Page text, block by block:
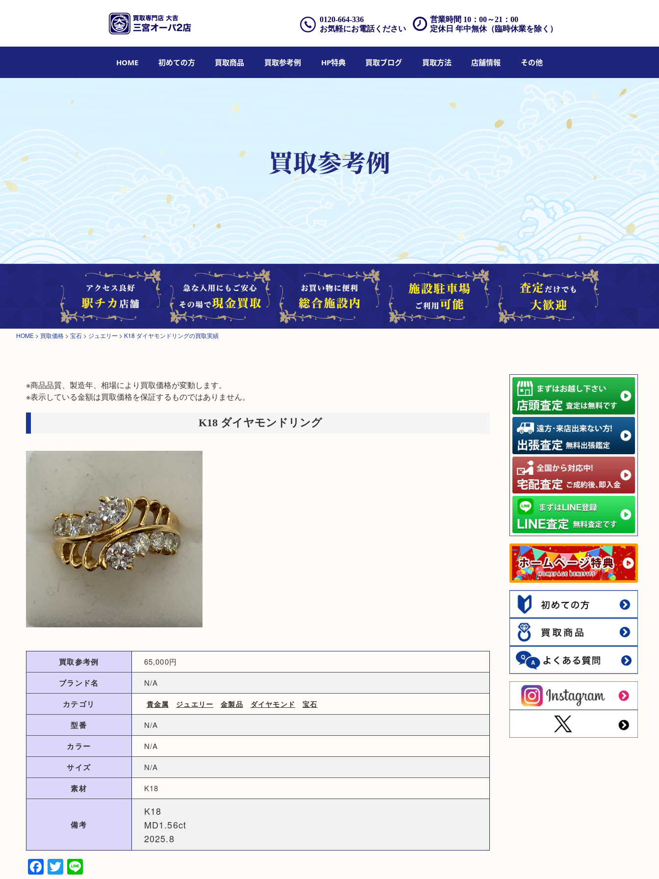
営業時間 10：00～21：00
定休日 年中無休（臨時休業を除く）
0120-664-336
お気軽にお電話ください
HOME 初めての方 買取商品 買取参考例 HP特典 買取ブログ 買取方法 店舗情報 その他
HOME > 買取価格 > 宝石 > ジュエリー > K18 ダイヤモンドリングの買取実績
※商品品質、製造年、相場により買取価格が変動します。
※表示している金額は買取価格を保証するものではありません。
K18 ダイヤモンドリング
買取参考例 65,000円
ブランド名 N/A
カテゴリ 貴金属 ジュエリー 金製品 ダイヤモンド 宝石
型番 N/A
カラー N/A
サイズ N/A
素材 K18
備考
K18
MD1.56ct
2025.8
Facebook
Twitter
Line